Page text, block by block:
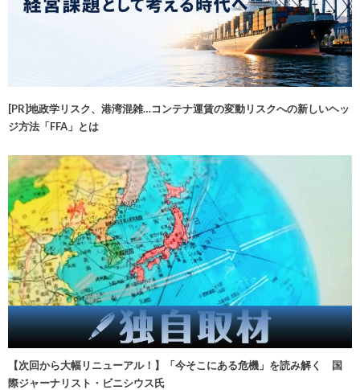
[PR]地政学リスク、港湾混雑…コンテナ運賃の変動リスクへの新しいヘッ
ジ方法「FFA」とは
【次回から大幅リニューアル！】「今そこにある危機」を読み解く 国
際ジャーナリスト・ビニシウス氏